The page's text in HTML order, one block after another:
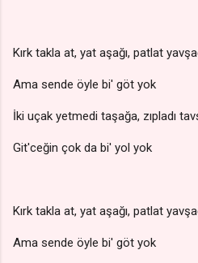
Kırk takla at, yat aşağı, patlat
Ama sende öyle bi' göt yok
İki uçak yetmedi taşağa, zıpladı
Git'ceğin çok da bi' yol yok
Kırk takla at, yat aşağı, patlat
Ama sende öyle bi' göt yok